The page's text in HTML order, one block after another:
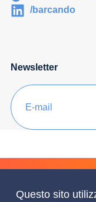
/barcando
Newsletter
Questo sito